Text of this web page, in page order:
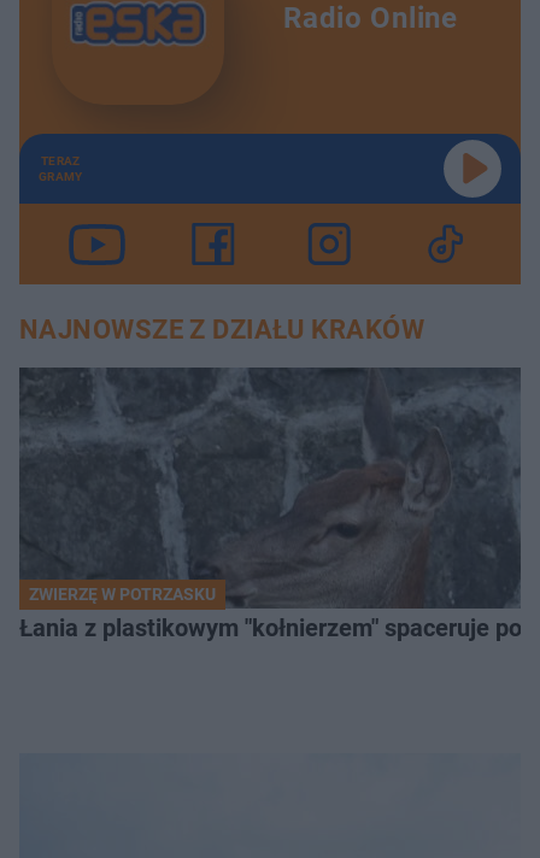
Radio Online
TERAZ
GRAMY
NAJNOWSZE Z DZIAŁU KRAKÓW
ZWIERZĘ W POTRZASKU
Łania z plastikowym "kołnierzem" spaceruje po